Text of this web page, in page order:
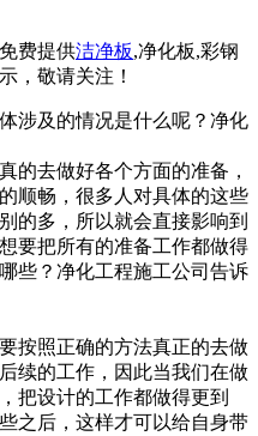
费提供洁净板,净化板,彩钢
，敬请关注！
涉及的情况是什么呢？净化
的去做好各个方面的准备，
顺畅，很多人对具体的这些
的多，所以就会直接影响到
要把所有的准备工作都做得
些？净化工程施工公司告诉
按照正确的方法真正的去做
续的工作，因此当我们在做
把设计的工作都做得更到
之后，这样才可以给自身带